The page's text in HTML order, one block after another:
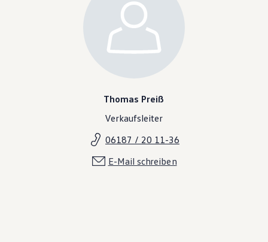
Thomas Preiß
Verkaufsleiter
06187 / 20 11-36
E-Mail schreiben